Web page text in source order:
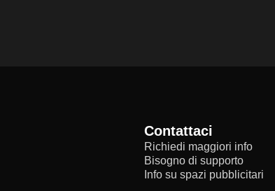
Contattaci
Richiedi maggiori info
Bisogno di supporto
Info su spazi pubblicitari